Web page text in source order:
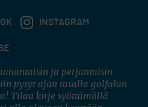
INSTAGRAM
ja perjantaisin
pysyt ajan tasalla golfalan
Tilaa kirje syöttämällä